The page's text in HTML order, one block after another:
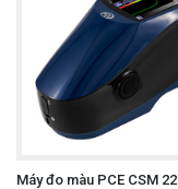
Máy đo màu PCE CSM 22